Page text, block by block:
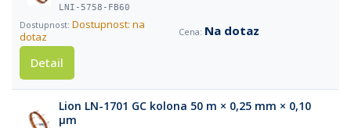
LNI-5758-FB60
Dostupnost: na
dotaz
Na dotaz
Detail
Lion LN-1701 GC kolona 50 m × 0,25 mm × 0,10
µm